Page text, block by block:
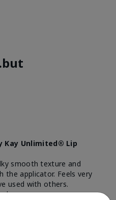
Kay Unlimited® Lip
smooth texture and
the applicator. Feels very
used with others.
were.